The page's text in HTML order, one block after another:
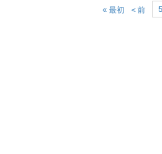
« 最初 < 前 5